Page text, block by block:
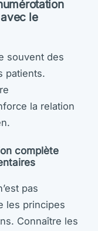
le
souvent des
patients.
la relation
complète
pas
les principes
Connaître les